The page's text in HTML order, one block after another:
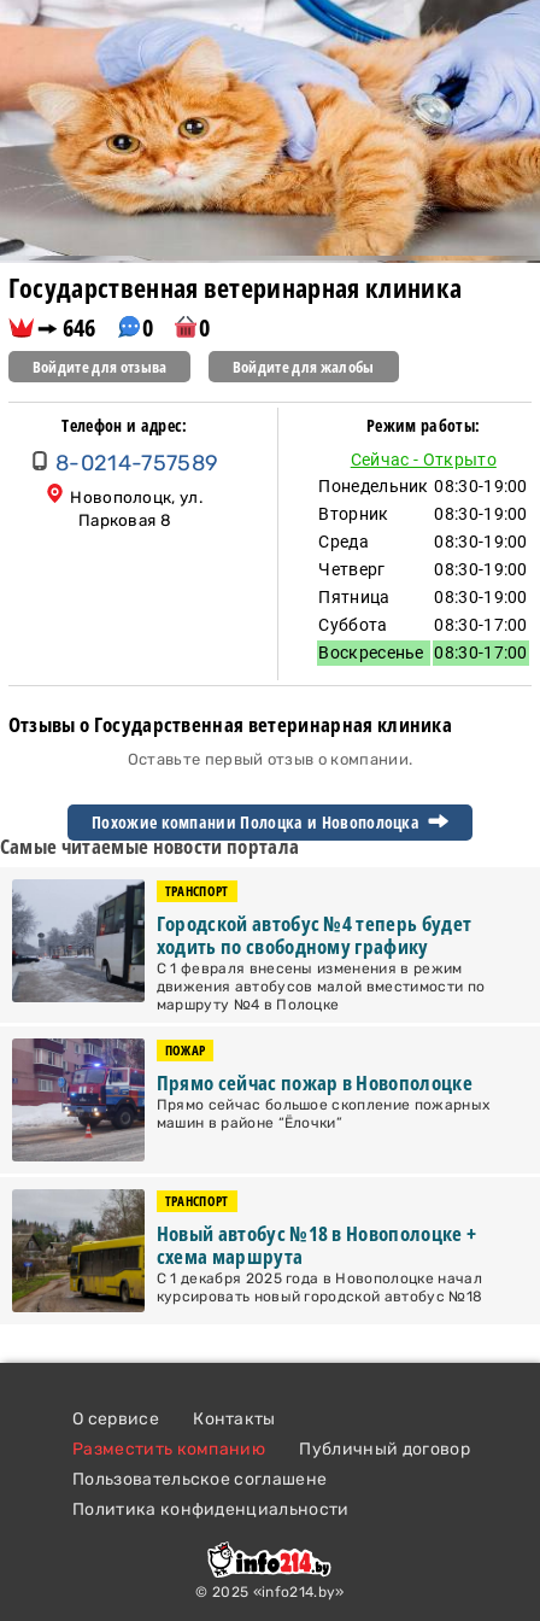
Государственная ветеринарная клиника
646 0 0
Войдите для отзыва Войдите для жалобы
Телефон и адрес:
8-0214-757589
Новополоцк, ул.
Парковая 8
Режим работы:
Сейчас - Открыто
Понедельник 08:30-19:00
Вторник
08:30-19:00
Среда
08:30-19:00
Четверг
08:30-19:00
Пятница
08:30-19:00
Суббота
08:30-17:00
Воскресенье 08:30-17:00
Отзывы о Государственная ветеринарная клиника
Оставьте первый отзыв о компании.
Похожие компании Полоцка и Новополоцка
Самые читаемые новости портала
ТРАНСПОРТ
Городской автобус №4 теперь будет
ходить по свободному графику
С 1 февраля внесены изменения в режим
движения автобусов малой вместимости по
маршруту №4 в Полоцке
ПОЖАР
Прямо сейчас пожар в Новополоцке
Прямо сейчас большое скопление пожарных
машин в районе “Ёлочки”
ТРАНСПОРТ
Новый автобус №18 в Новополоцке +
схема маршрута
С 1 декабря 2025 года в Новополоцке начал
курсировать новый городской автобус №18
О сервисе
Контакты
Разместить компанию
Публичный договор
Пользовательское соглашене
Политика конфиденциальности
© 2025 «info214.by»